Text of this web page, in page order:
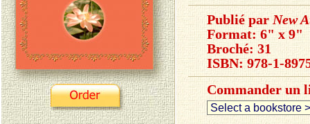
Publié parNew
Format: 6" x 9"
Broché: 31
ISBN:978-1-
Commander un